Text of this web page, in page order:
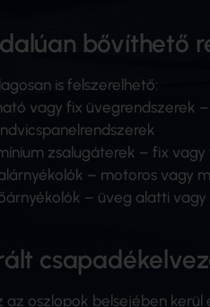
bővíthető
is felszerelhető:
vagy fix üvegrendszerek
zsalugáterek – fix
– motoros vagy
– üveg alatti
az oszlopok belsejében